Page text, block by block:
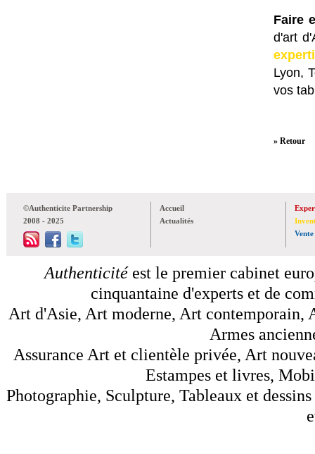
Faire
d'art
Lyon,
vos
» Retour
©Authenticite Partnership
2008 - 2025
Accueil
Actualités
Vente
Authenticitéest le premier cabinet
cinquantaine d'experts et de
Art d'Asie, Art moderne, Art contemporain,
Armes
Assurance Art et clientèle privée, Art
Estampes et livres,
Photographie, Sculpture, Tableaux et